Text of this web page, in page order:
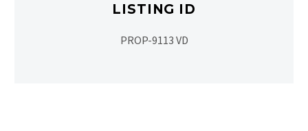
LISTING ID
PROP-9113 VD